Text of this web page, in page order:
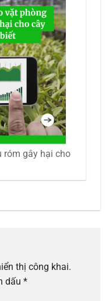
róm gây hại cho
thị công khai.
dấu *